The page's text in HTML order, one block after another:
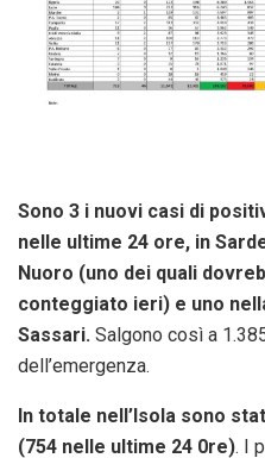
Sono 3 i nuovi casi di
nelle ultime 24 ore, in
Nuoro (uno dei quali
conteggiato ieri) e uno
Sassari. Salgono così a
dell’emergenza.
In totale nell’Isola sono
(754 nelle ultime 24 0re). I